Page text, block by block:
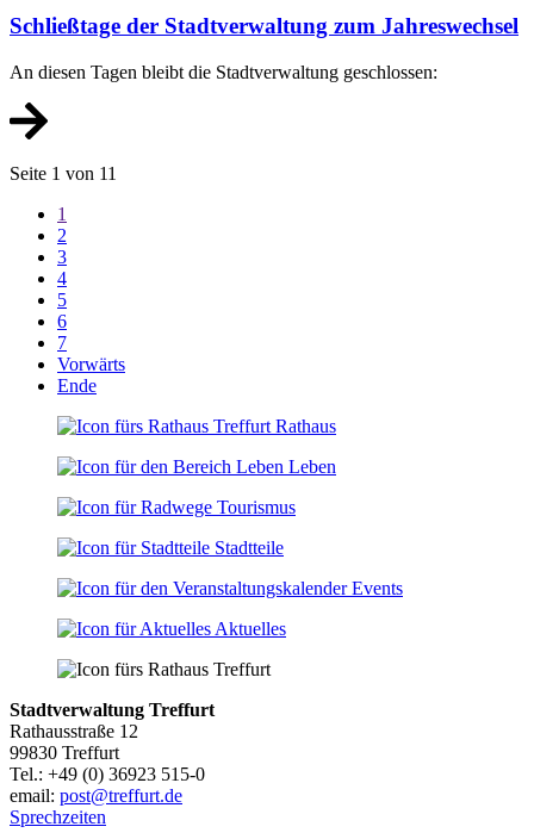
Schließtage der Stadtverwaltung zum Jahreswechsel
An diesen Tagen bleibt die Stadtverwaltung geschlossen:
Seite 1 von 11
1
2
3
4
5
6
7
Vorwärts
Ende
Rathaus
Leben
Tourismus
Stadtteile
Events
Aktuelles
Stadtverwaltung Treffurt
Rathausstraße 12
99830 Treffurt
Tel.: +49 (0) 36923 515-0
email: post@treffurt.de
Sprechzeiten